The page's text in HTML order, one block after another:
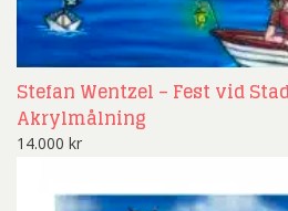
Stefan Wentzel – Fest vid
Akrylmålning
14.000 kr